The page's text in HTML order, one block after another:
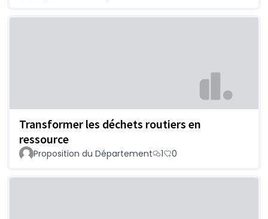
Transformer les déchets routiers en
ressource
Proposition du Département 1 0